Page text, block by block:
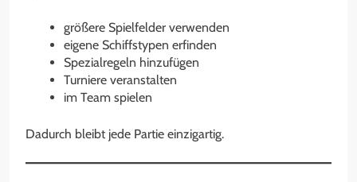
größere Spielfelder verwenden
eigene Schiffstypen erfinden
Spezialregeln hinzufügen
Turniere veranstalten
im Team spielen
Dadurch bleibt jede Partie einzigartig.